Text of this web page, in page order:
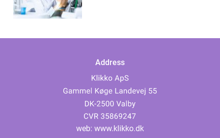
Address
web: www.klikko.dk